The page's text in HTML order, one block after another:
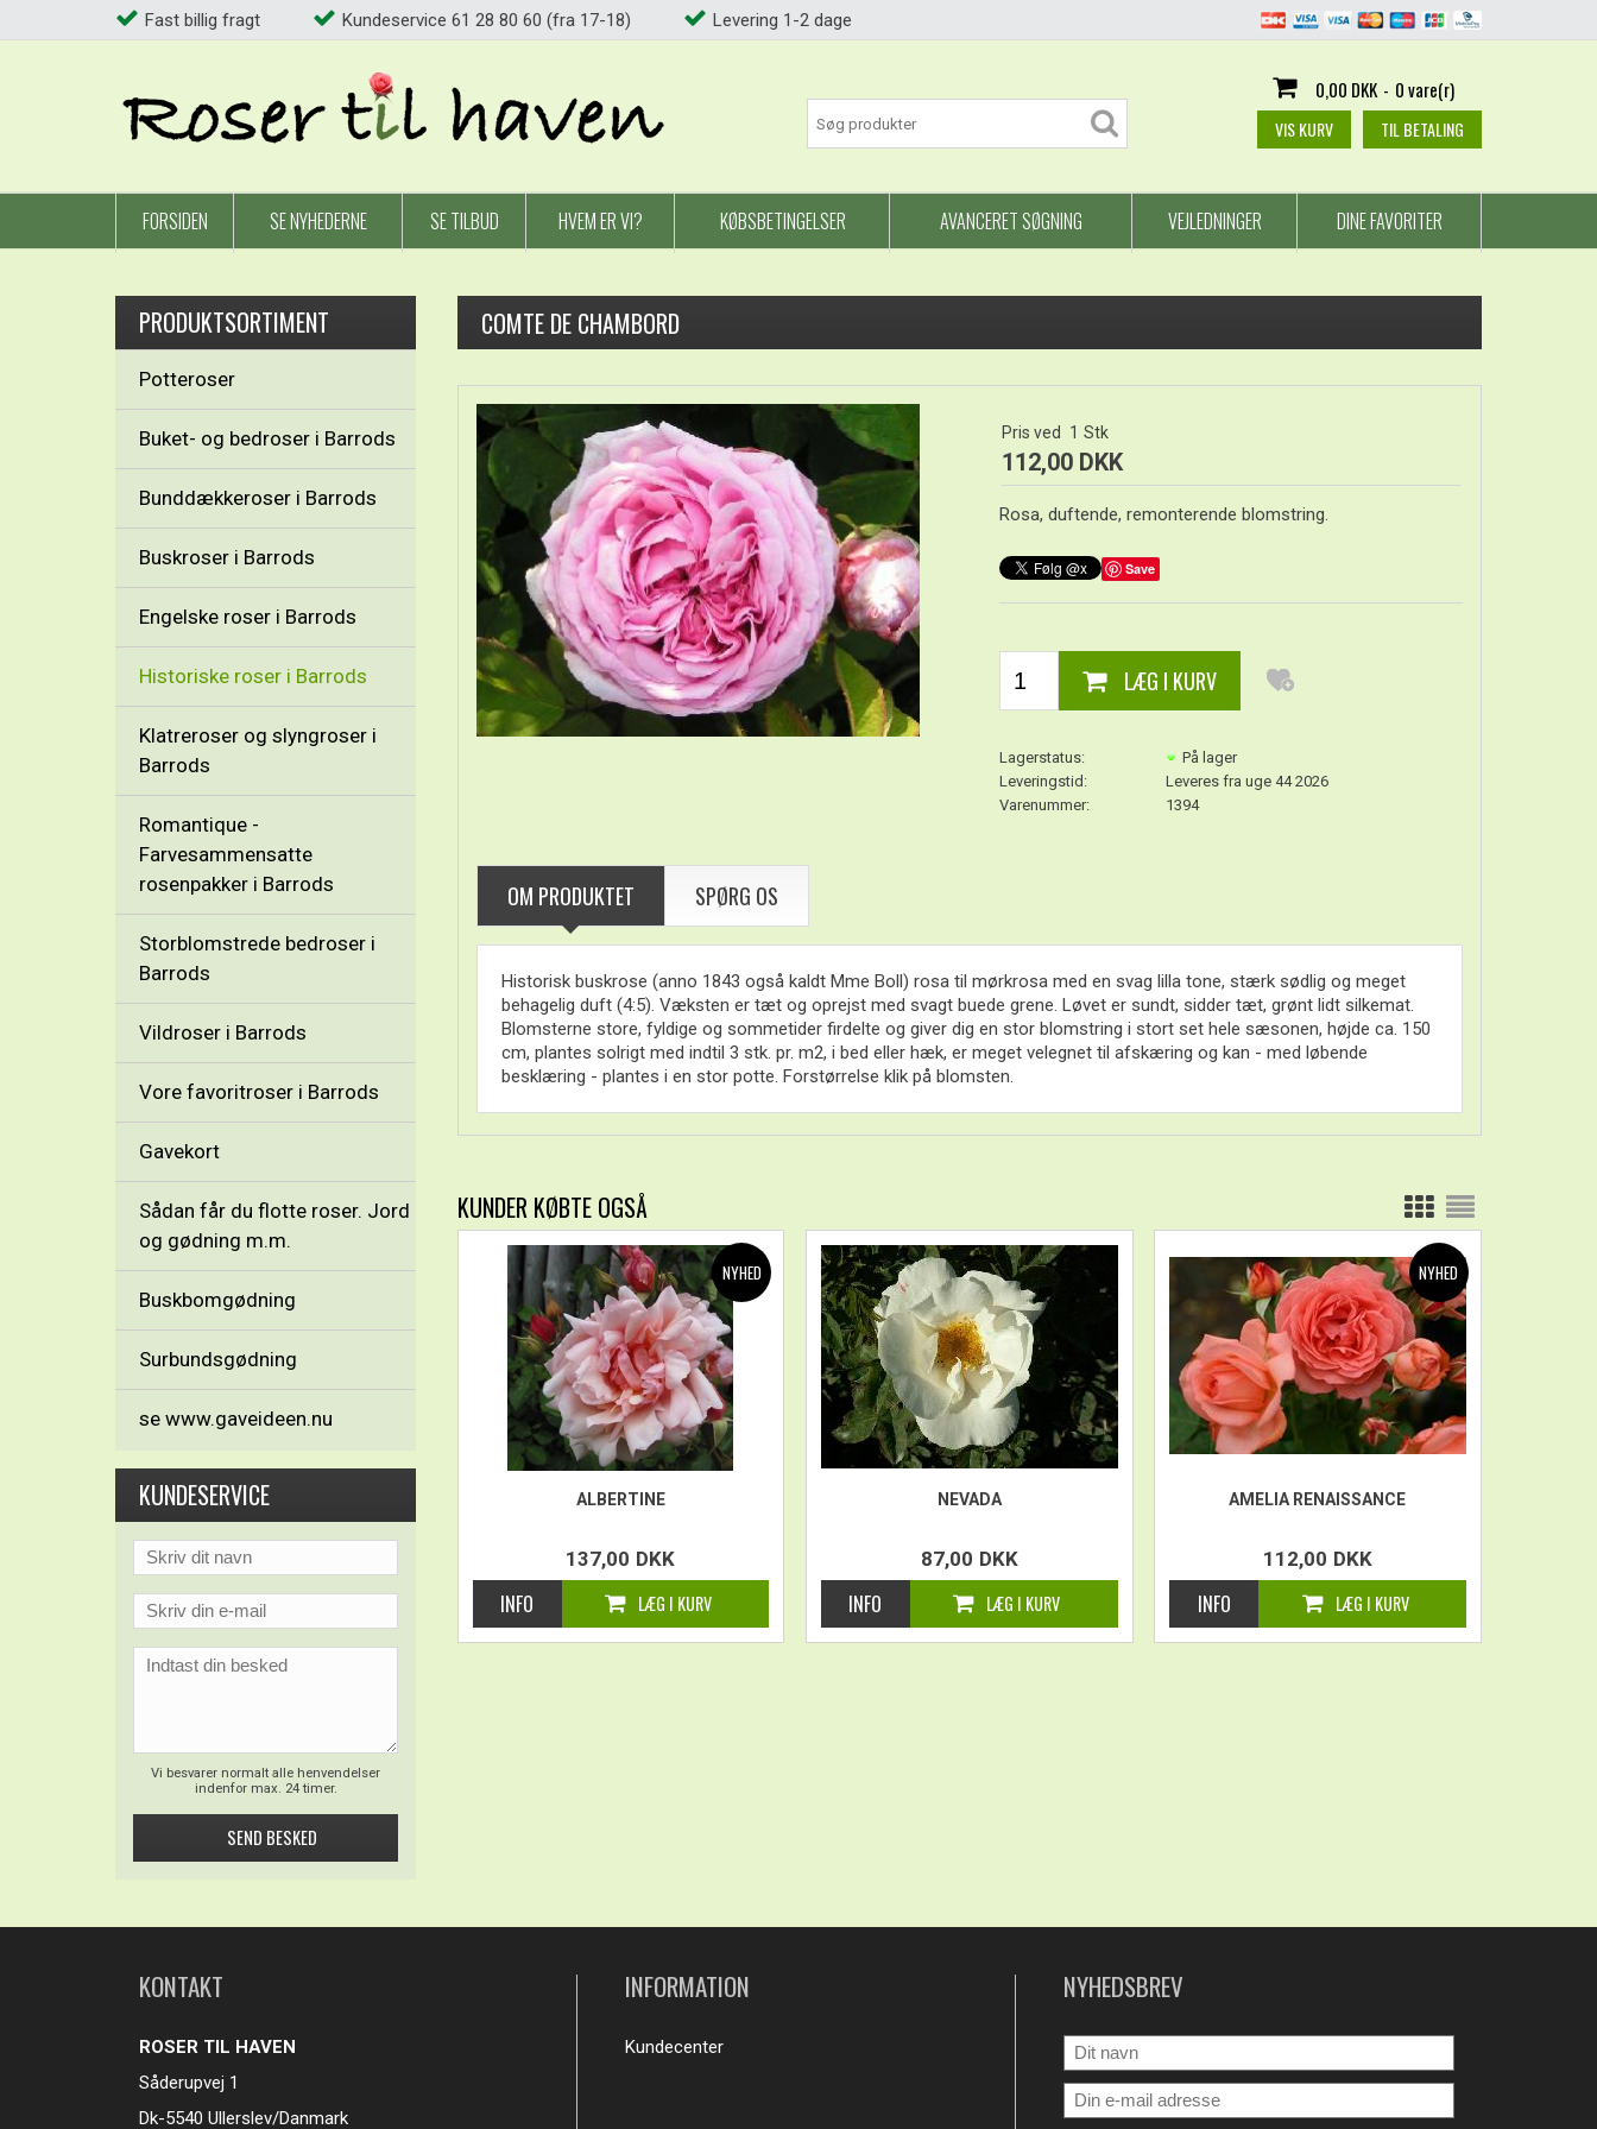
Fast billig fragt Kundeservice 61 28 80 60 (fra 17-18) Levering 1-2 dage
0,00 DKK - 0 vare(r)
VIS KURV TIL BETALING
FORSIDEN SE NYHEDERNE SE TILBUD HVEM ER VI? KØBSBETINGELSER AVANCERET SØGNING VEJLEDNINGER DINE FAVORITER
PRODUKTSORTIMENT
Potteroser
Buket- og bedroser i Barrods
Bunddækkeroser i Barrods
Buskroser i Barrods
Engelske roser i Barrods
Historiske roser i Barrods
Klatreroser og slyngroser i
Barrods
Romantique -
Farvesammensatte
rosenpakker i Barrods
Storblomstrede bedroser i
Barrods
Vildroser i Barrods
Vore favoritroser i Barrods
Gavekort
Sådan får du flotte roser. Jord
og gødning m.m.
Buskbomgødning
Surbundsgødning
se www.gaveideen.nu
KUNDESERVICE
Vi besvarer normalt alle henvendelser
indenfor max. 24 timer.
COMTE DE CHAMBORD
Pris ved 1 Stk
112,00 DKK
Rosa, duftende, remonterende blomstring.
Save
På lager
Lagerstatus:
Leveres fra uge 44 2026
Leveringstid:
1394
Varenummer:
OM PRODUKTET SPØRG OS
Historisk buskrose (anno 1843 også kaldt Mme Boll) rosa til mørkrosa med en svag lilla tone, stærk sødlig og meget
behagelig duft (4:5). Væksten er tæt og oprejst med svagt buede grene. Løvet er sundt, sidder tæt, grønt lidt silkemat.
Blomsterne store, fyldige og sommetider firdelte og giver dig en stor blomstring i stort set hele sæsonen, højde ca. 150
cm, plantes solrigt med indtil 3 stk. pr. m2, i bed eller hæk, er meget velegnet til afskæring og kan - med løbende
besklæring - plantes i en stor potte. Forstørrelse klik på blomsten.
KUNDER KØBTE OGSÅ
ALBERTINE
137,00 DKK
NEVADA
87,00 DKK
AMELIA RENAISSANCE
112,00 DKK
KONTAKT
ROSER TIL HAVEN
Såderupvej 1
Dk-5540 Ullerslev/Danmark
INFORMATION
Kundecenter
NYHEDSBREV